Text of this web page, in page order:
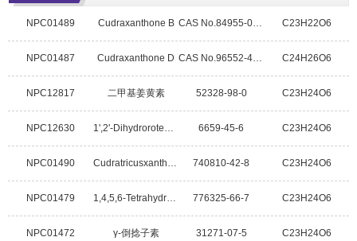
NPC01489 Cudraxanthone B CAS No.84955-05-5 C23H22O6
NPC01487 Cudraxanthone D CAS No.96552-41-9 C24H26O6
NPC12817 二甲基姜黄素 52328-98-0 C23H24O6
NPC12630 1',2'-Dihydrorotenone 6659-45-6 C23H24O6
NPC01490 Cudratricusxanthone A 740810-42-8 C23H24O6
NPC01479 1,4,5,6-Tetrahydroxy-7,8-diprenylxanthone 776325-66-7 C23H24O6
NPC01472 γ-倒捻子素 31271-07-5 C23H24O6